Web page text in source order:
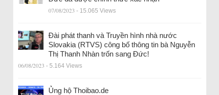
07/08/2023 - 15.065 Views
Đài phát thanh và Truyền hình nhà nước
Slovakia (RTVS) công bố thông tin bà Nguyễn
Thị Thanh Nhàn trốn sang Đức!
06/08/2023 - 5.164 Views
Ủng hộ Thoibao.de